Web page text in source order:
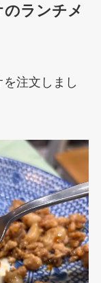
ランチメ
注文しまし